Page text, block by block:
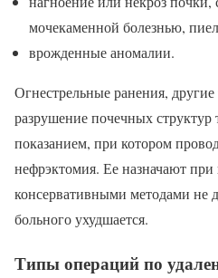
мочекаменной болезнью,
врожденные аномалии.
Огнестрельные ранения,
разрушение почечных структур
показанием, при котором
нефрэктомия. Ее назначают при
консервативными методами не
больного ухудшается.
Типы операций по